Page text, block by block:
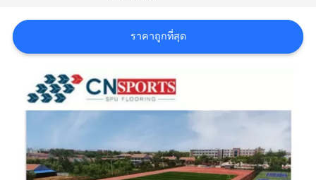
ขอ
ใบ
เสนอ
ราคา
แผนผัง
ราคาถูกที่สุด